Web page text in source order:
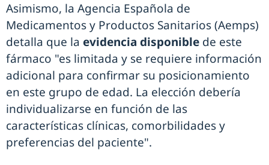
Asimismo, la Agencia Española de
Medicamentos y Productos Sanitarios (Aemps)
detalla que la evidencia disponible de este
fármaco "es limitada y se requiere información
adicional para confirmar su posicionamiento
en este grupo de edad. La elección debería
individualizarse en función de las
características clínicas, comorbilidades y
preferencias del paciente".